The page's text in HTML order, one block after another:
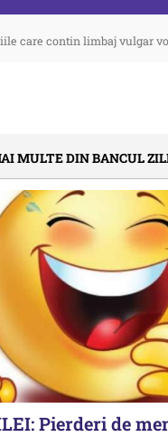
care contin limbaj vulgar
MULTE DIN BANCUL
Pierderi de